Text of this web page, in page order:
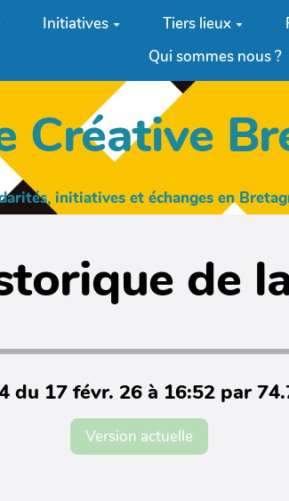
Initiatives Tiers lieux
Qui sommes nous ?
Créative
initiatives et échanges en
de
du 17 févr. 26 à 16:52 par
Version actuelle